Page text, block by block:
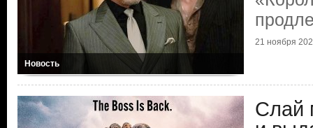
Новость
21 ноября
Слай